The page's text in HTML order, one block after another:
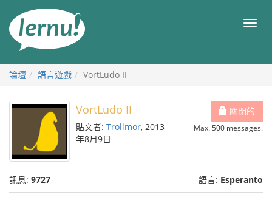
目
論壇 語言遊戲 VortLudo II
關閉的
Max. 500 messages.
VortLudo II
貼文者: Trollmor, 2013
年8月9日
訊息: 9727 語言: Esperanto